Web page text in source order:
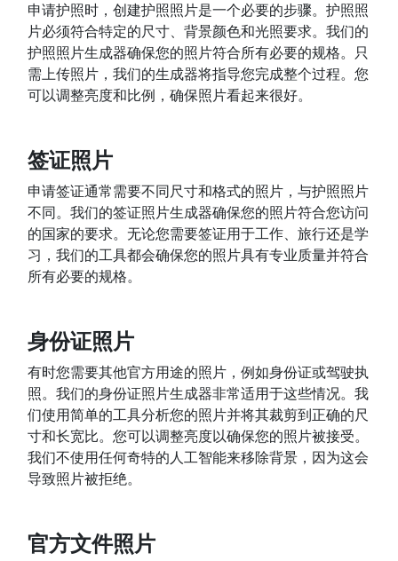
申请护照时，创建护照照片是一个必要的步骤。护照照
片必须符合特定的尺寸、背景颜色和光照要求。我们的
护照照片生成器确保您的照片符合所有必要的规格。只
需上传照片，我们的生成器将指导您完成整个过程。您
可以调整亮度和比例，确保照片看起来很好。
签证照片
申请签证通常需要不同尺寸和格式的照片，与护照照片
不同。我们的签证照片生成器确保您的照片符合您访问
的国家的要求。无论您需要签证用于工作、旅行还是学
习，我们的工具都会确保您的照片具有专业质量并符合
所有必要的规格。
身份证照片
有时您需要其他官方用途的照片，例如身份证或驾驶执
照。我们的身份证照片生成器非常适用于这些情况。我
们使用简单的工具分析您的照片并将其裁剪到正确的尺
寸和长宽比。您可以调整亮度以确保您的照片被接受。
我们不使用任何奇特的人工智能来移除背景，因为这会
导致照片被拒绝。
官方文件照片